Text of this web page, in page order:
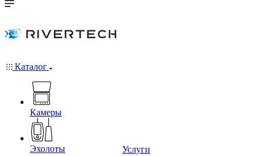
Каталог
Камеры
Эхолоты
Услуги